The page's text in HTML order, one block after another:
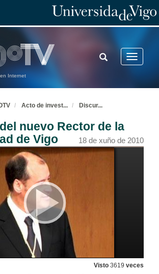
Internet
Toggle
TOGGLE
SEARCH
Acto de invest... Discur...
nuevo Rector de la
de Vigo
18 de xuño de 2010
Visto 3619 veces